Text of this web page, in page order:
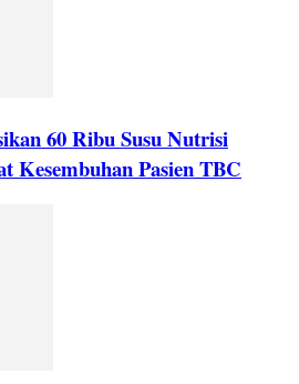
60 Ribu Susu Nutrisi
Kesembuhan Pasien TBC